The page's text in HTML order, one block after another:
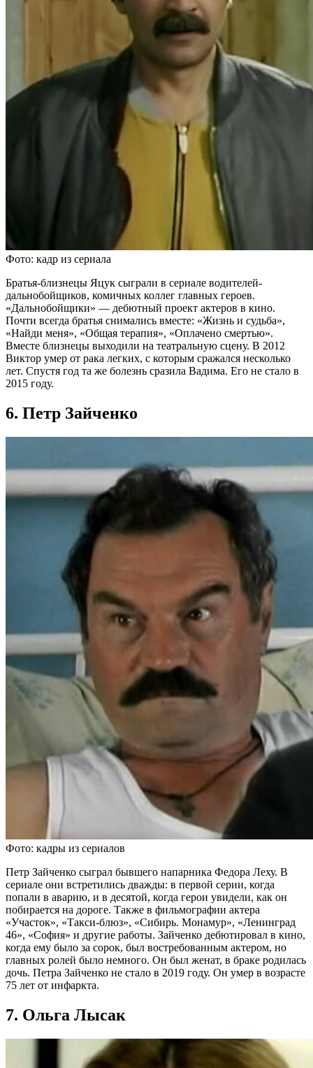
Фото: кадр из сериала
Братья-близнецы Яцук сыграли в сериале водителей-
дальнобойщиков, комичных коллег главных героев.
«Дальнобойщики» — дебютный проект актеров в кино.
Почти всегда братья снимались вместе: «Жизнь и судьба»,
«Найди меня», «Общая терапия», «Оплачено смертью».
Вместе близнецы выходили на театральную сцену. В 2012
Виктор умер от рака легких, с которым сражался несколько
лет. Спустя год та же болезнь сразила Вадима. Его не стало в
2015 году.
6. Петр Зайченко
Фото: кадры из сериалов
Петр Зайченко сыграл бывшего напарника Федора Леху. В
сериале они встретились дважды: в первой серии, когда
попали в аварию, и в десятой, когда герои увидели, как он
побирается на дороге. Также в фильмографии актера
«Участок», «Такси-блюз», «Сибирь. Монамур», «Ленинград
46», «София» и другие работы. Зайченко дебютировал в кино,
когда ему было за сорок, был востребованным актером, но
главных ролей было немного. Он был женат, в браке родилась
дочь. Петра Зайченко не стало в 2019 году. Он умер в возрасте
75 лет от инфаркта.
7. Ольга Лысак